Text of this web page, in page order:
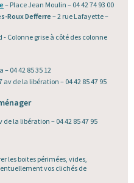
– Place Jean Moulin – 04 42 74 93 00
Roux Defferre – 2 rue Lafayette –
- Colonne grise à côté des colonne
– 04 42 85 35 12
av de la libération – 04 42 85 47 95
de la libération – 04 42 85 47 95
les boites périmées, vides,
vos clichés de